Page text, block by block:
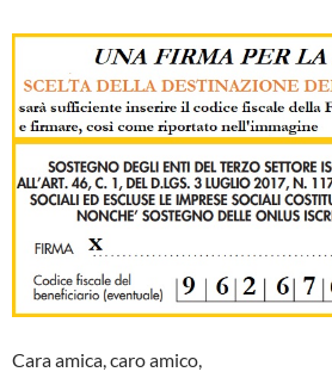
Cara amica, caro amico,